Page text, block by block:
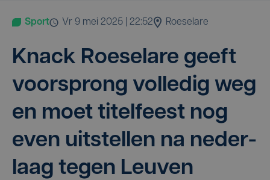
Sport vr 9 mei 2025 | 22:52 Roeselare
Knack Roe­se­la­re geeft
voor­sprong vol­le­dig weg
en moet titel­feest nog
even uit­stel­len na neder­
laag tegen Leuven